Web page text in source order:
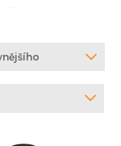
však
každého
12